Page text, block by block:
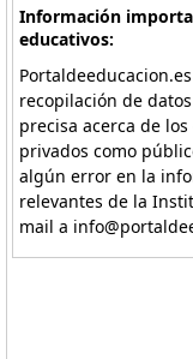
Información
educativos:
recopilación de
precisa acerca de
privados como
algún error en la
relevantes de la
mail a